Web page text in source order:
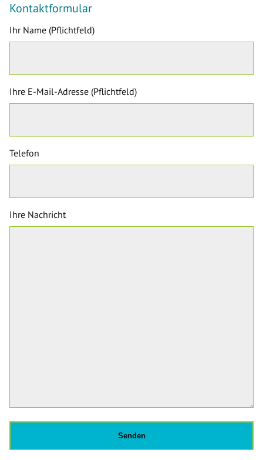
Kontaktformular
Ihr Name (Pflichtfeld)
Ihre E-Mail-Adresse (Pflichtfeld)
Telefon
Ihre Nachricht